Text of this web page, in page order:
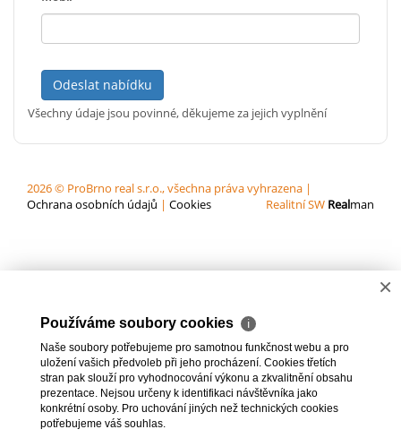
Odeslat nabídku
Všechny údaje jsou povinné, děkujeme za jejich vyplnění
2026 © ProBrno real s.r.o., všechna práva vyhrazena |
Ochrana osobních údajů | Cookies Realitní SW Realman
×
Používáme soubory cookies ℹ
Naše soubory potřebujeme pro samotnou funkčnost webu a pro
uložení vašich předvoleb při jeho procházení. Cookies třetích
stran pak slouží pro vyhodnocování výkonu a zkvalitnění obsahu
prezentace. Nejsou určeny k identifikaci návštěvníka jako
konkrétní osoby. Pro uchování jiných než technických cookies
potřebujeme váš souhlas.